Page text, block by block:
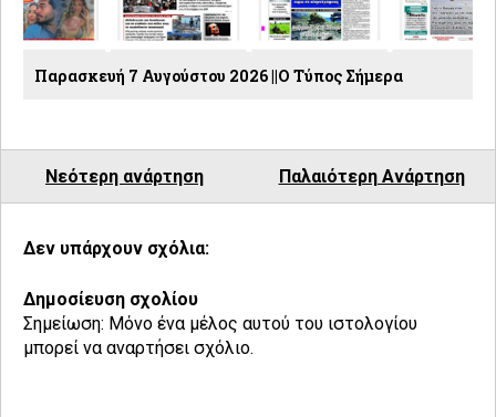
Παρασκευή 7 Αυγούστου 2026 ||Ο Τύπος Σήμερα
Νεότερη ανάρτηση Παλαιότερη Ανάρτηση
Δεν υπάρχουν σχόλια:
Δημοσίευση σχολίου
Σημείωση: Μόνο ένα μέλος αυτού του ιστολογίου
μπορεί να αναρτήσει σχόλιο.